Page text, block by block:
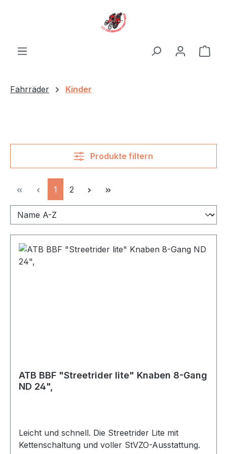
Fahrräder Kinder
Produkte filtern
Seite
1 Seite
2
ATB BBF "Streetrider lite" Knaben 8-Gang
ND 24",
Leicht und schnell. Die Streetrider Lite mit
Kettenschaltung und voller StVZO-Ausstattung.